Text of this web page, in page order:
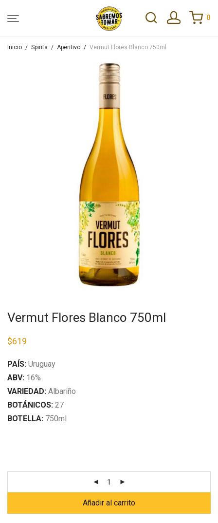
0
Inicio / Spirits / Aperitivo / Vermut Flores Blanco 750ml
Vermut Flores Blanco 750ml
$619
PAÍS: Uruguay
ABV: 16%
VARIEDAD: Albariño
BOTÁNICOS: 27
BOTELLA: 750ml
Añadir al carrito